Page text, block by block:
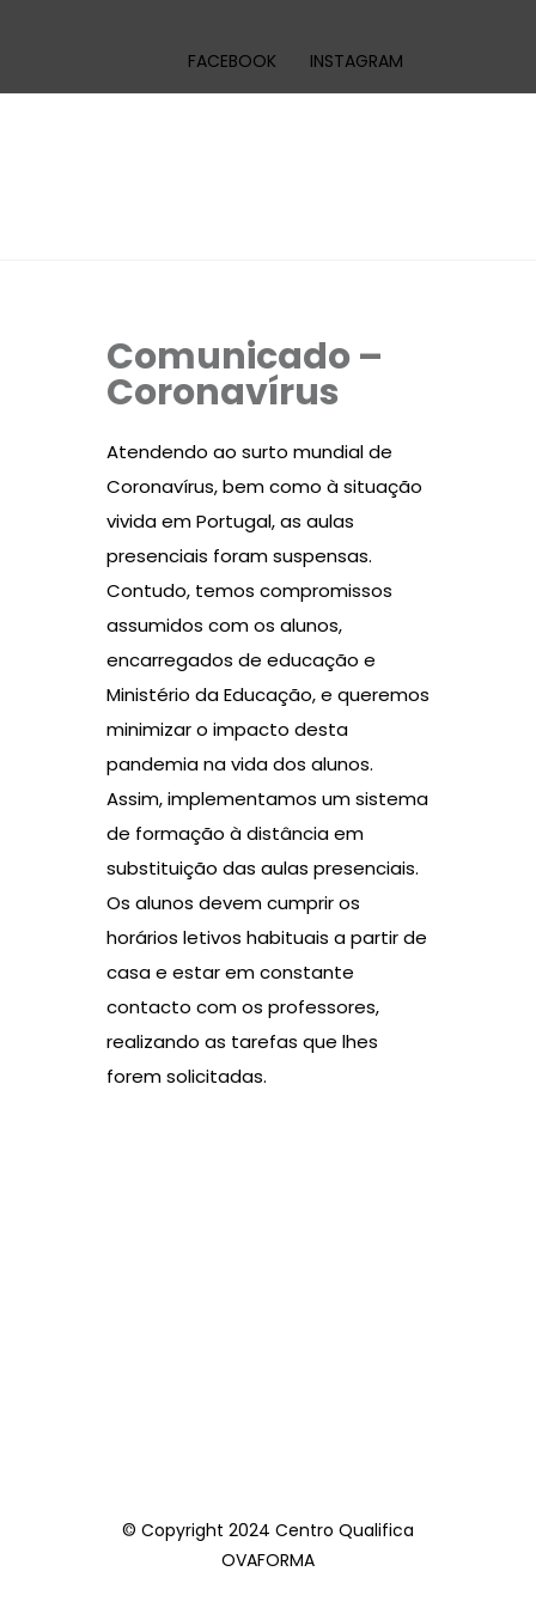
FACEBOOK INSTAGRAM
Comunicado –
Coronavírus
Atendendo ao surto mundial de
Coronavírus, bem como à situação
vivida em Portugal, as aulas
presenciais foram suspensas.
Contudo, temos compromissos
assumidos com os alunos,
encarregados de educação e
Ministério da Educação, e queremos
minimizar o impacto desta
pandemia na vida dos alunos.
Assim, implementamos um sistema
de formação à distância em
substituição das aulas presenciais.
Os alunos devem cumprir os
horários letivos habituais a partir de
casa e estar em constante
contacto com os professores,
realizando as tarefas que lhes
forem solicitadas.
© Copyright 2024 Centro Qualifica
OVAFORMA